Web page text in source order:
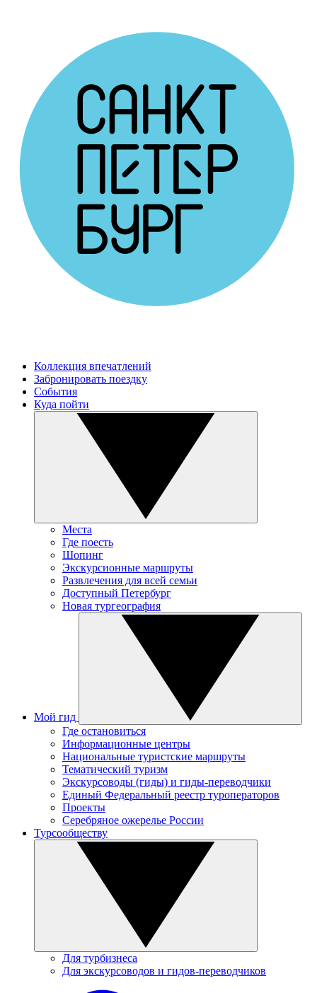
Коллекция впечатлений
Забронировать поездку
События
Куда пойти
Места
Где поесть
Шопинг
Экскурсионные маршруты
Развлечения для всей семьи
Доступный Петербург
Новая тургеография
Мой гид
Где остановиться
Информационные центры
Национальные туристские маршруты
Тематический туризм
Экскурсоводы (гиды) и гиды-переводчики
Единый Федеральный реестр туроператоров
Проекты
Серебряное ожерелье России
Турсообществу
Для турбизнеса
Для экскурсоводов и гидов-переводчиков